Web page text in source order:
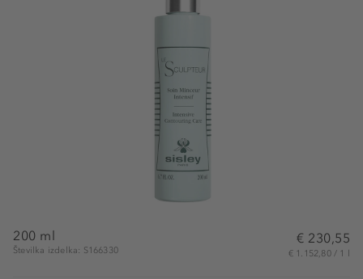
200 ml
Številka izdelka: S166330
€ 230,55
€ 1.152,80 / 1 l